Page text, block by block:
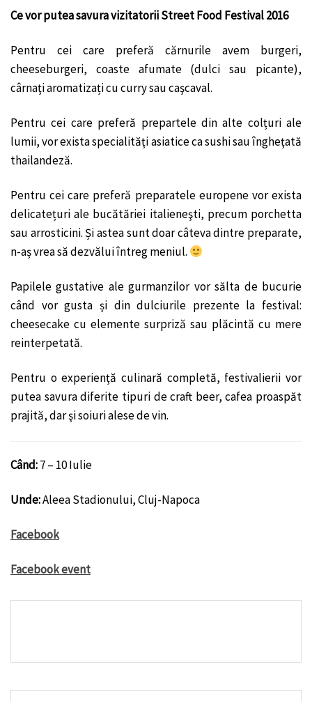
Ce vor putea savura vizitatorii Street Food Festival 2016
Pentru cei care preferă cărnurile avem burgeri,
cheeseburgeri, coaste afumate (dulci sau picante),
cârnaţi aromatizați cu curry sau caşcaval.
Pentru cei care preferă prepartele din alte colțuri ale
lumii, vor exista specialităţi asiatice ca sushi sau îngheţată
thailandeză.
Pentru cei care preferă preparatele europene vor exista
delicatețuri ale bucătăriei italieneşti, precum porchetta
sau arrosticini. Și astea sunt doar câteva dintre preparate,
n-aș vrea să dezvălui întreg meniul.
Papilele gustative ale gurmanzilor vor sălta de bucurie
când vor gusta și din dulciurile prezente la festival:
cheesecake cu elemente surpriză sau plăcintă cu mere
reinterpetată.
Pentru o experienţă culinară completă, festivalierii vor
putea savura diferite tipuri de craft beer, cafea proaspăt
prajită, dar şi soiuri alese de vin.
Când:7 – 10 Iulie
Unde:Aleea Stadionului, Cluj-Napoca
Facebook
Facebook event